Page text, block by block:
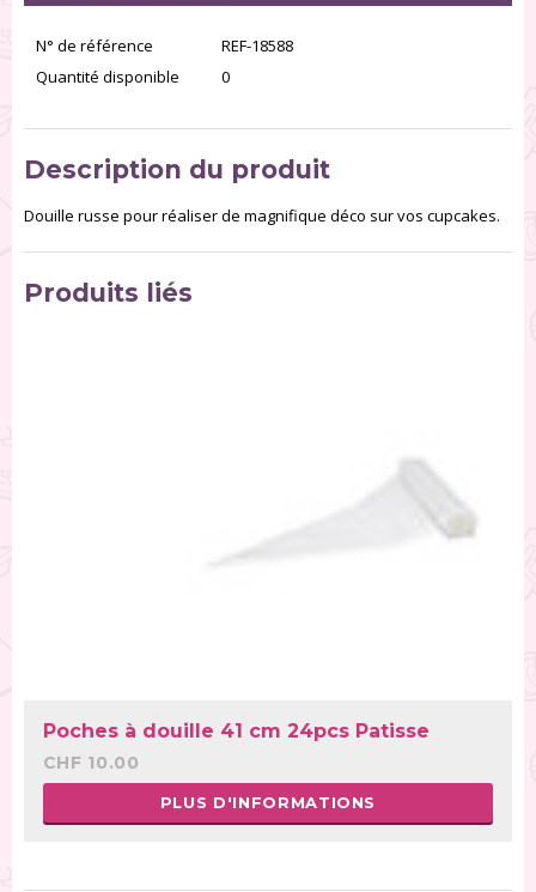
N° de référence
REF-18588
Quantité disponible
0
Description du produit
Douille russe pour réaliser de magnifique déco sur vos cupcakes.
Produits liés
Poches à douille 41 cm 24pcs Patisse
CHF 10.00
PLUS D'INFORMATIONS